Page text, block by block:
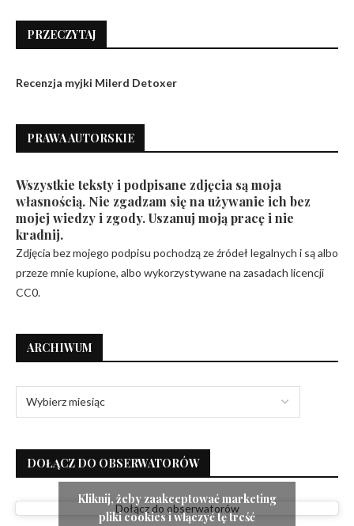
PRZECZYTAJ
Recenzja myjki Milerd Detoxer
PRAWA AUTORSKIE
Wszystkie teksty i podpisane zdjęcia są moja
własnością. Nie zgadzam się na używanie ich bez
mojej wiedzy i zgody. Uszanuj moją pracę i nie
kradnij.
Zdjęcia bez mojego podpisu pochodzą ze źródeł legalnych i są albo
przeze mnie kupione, albo wykorzystywane na zasadach licencji
CC0.
ARCHIWUM
DOŁĄCZ DO OBSERWATORÓW
Dołącz do obserwatorów
Kliknij, żeby zaakceptować marketing
pliki cookies i włączyć tę treść